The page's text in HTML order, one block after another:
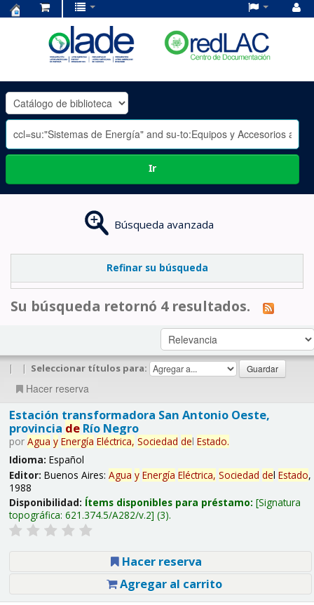
OLADE
-
Ir
Búsqueda avanzada
Refinar su búsqueda
Su búsqueda retornó 4 resultados.
| | Seleccionar títulos para:
Hacer reserva
Estación transformadora San Antonio Oeste,
provincia deRío Negro
por Agua y Energía Eléctrica, Sociedad del Estado.
Idioma: Español
Editor: Buenos Aires: Agua y Energía Eléctrica, Sociedad del Estado,
1988
Disponibilidad: Ítems disponibles para préstamo: Signatura
topográfica: 621.374.5/A282/v.2 (3).
Hacer reserva
Agregar al carrito